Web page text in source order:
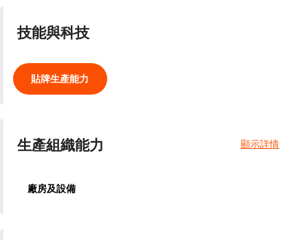
技能與科技
貼牌生產能力
生產組織能力 顯示詳情
廠房及設備